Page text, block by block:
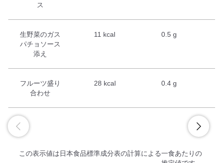
ス
生野菜のガス
パチョソース
添え
11 kcal 0.5 g
フルーツ盛り
合わせ
28 kcal 0.4 g
この表示値は日本食品標準成分表の計算による一食あたりの